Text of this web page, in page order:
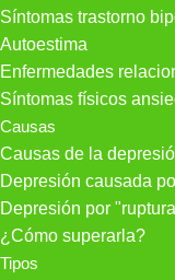
Síntomas trastorno
Autoestima
Enfermedades
Síntomas físicos
Causas
Causas de la
Depresión causada
Depresión por
¿Cómo superarla?
Tipos